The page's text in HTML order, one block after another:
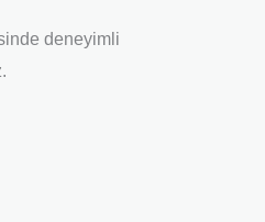
deneyimli